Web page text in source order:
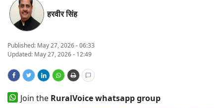
States
Events
Agritech
हरवीर सिंह
Published: May 27, 2026 - 06:33
Updated: May 27, 2026 - 12:49
Join the RuralVoice whatsapp group